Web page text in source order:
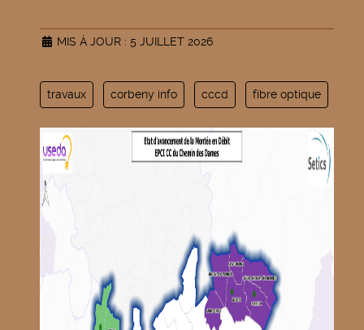
MIS À JOUR : 5 JUILLET 2026
travaux corbeny info cccd fibre optique